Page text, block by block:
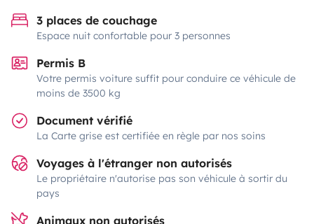
3 places de couchage
Espace nuit confortable pour 3 personnes
Permis B
Votre permis voiture suffit pour conduire ce véhicule de
moins de 3500 kg
Document vérifié
La Carte grise est certifiée en règle par nos soins
Voyages à l'étranger non autorisés
Le propriétaire n'autorise pas son véhicule à sortir du
pays
Animaux non autorisés